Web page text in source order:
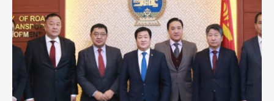
хөгжлийн сайд Б.Энх-Амгалан, Дэд сайд Л.Халтар,
Төрийн нарийн бичгийн дарга С.Батболд …